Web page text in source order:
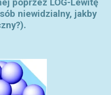
poprzez LOG-Lewitę
niewidzialny, jakby